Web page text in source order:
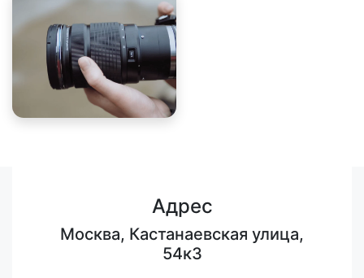
Адрес
Москва, Кастанаевская улица,
54к3